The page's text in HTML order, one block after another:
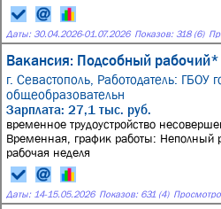
Даты: 30.04.2026-01.07.2026 Показов: 318 (6)
Вакансия: Подсобный рабочий*
г. Севастополь, Работодатель: ГБОУ
общеобразовательн
Зарплата: 27,1 тыс. руб.
временное трудоустройство
Временная, график работы: Неполный
рабочая неделя
Даты: 14-15.05.2026 Показов: 631 (4)